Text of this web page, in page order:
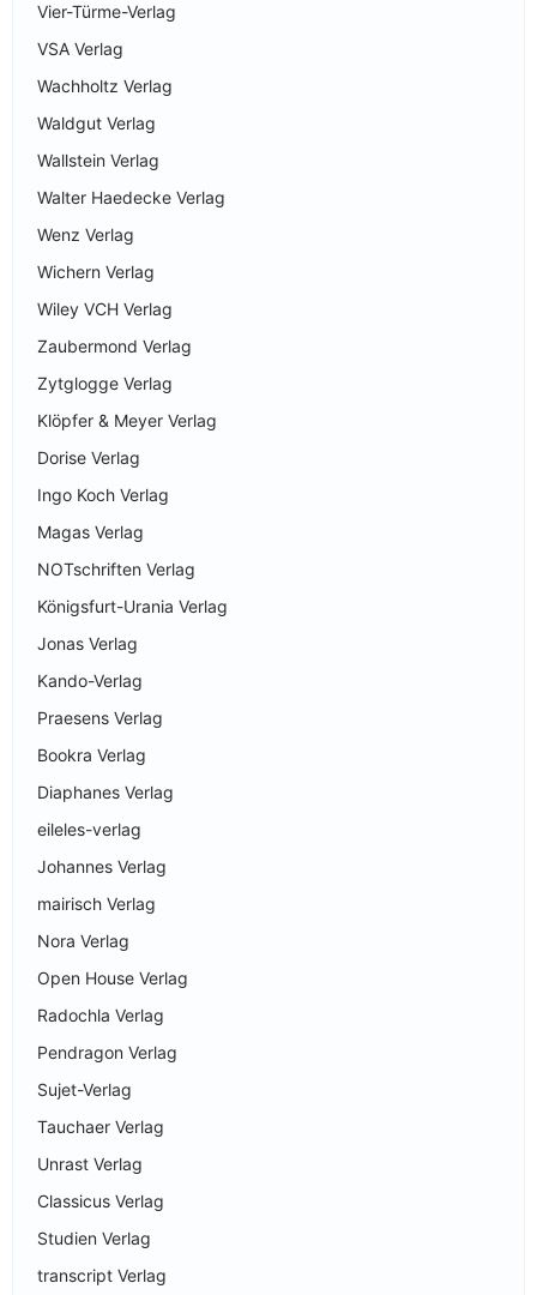
Vier-Türme-Verlag
VSA Verlag
Wachholtz Verlag
Waldgut Verlag
Wallstein Verlag
Walter Haedecke Verlag
Wenz Verlag
Wichern Verlag
Wiley VCH Verlag
Zaubermond Verlag
Zytglogge Verlag
Klöpfer & Meyer Verlag
Dorise Verlag
Ingo Koch Verlag
Magas Verlag
NOTschriften Verlag
Königsfurt-Urania Verlag
Jonas Verlag
Kando-Verlag
Praesens Verlag
Bookra Verlag
Diaphanes Verlag
eileles-verlag
Johannes Verlag
mairisch Verlag
Nora Verlag
Open House Verlag
Radochla Verlag
Pendragon Verlag
Sujet-Verlag
Tauchaer Verlag
Unrast Verlag
Classicus Verlag
Studien Verlag
transcript Verlag